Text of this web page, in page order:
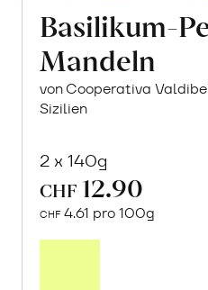
Basilikum-
Mandeln
von Cooperativa
Sizilien
2 x 140g
CHF 12.90
CHF 4.61 pro 100g